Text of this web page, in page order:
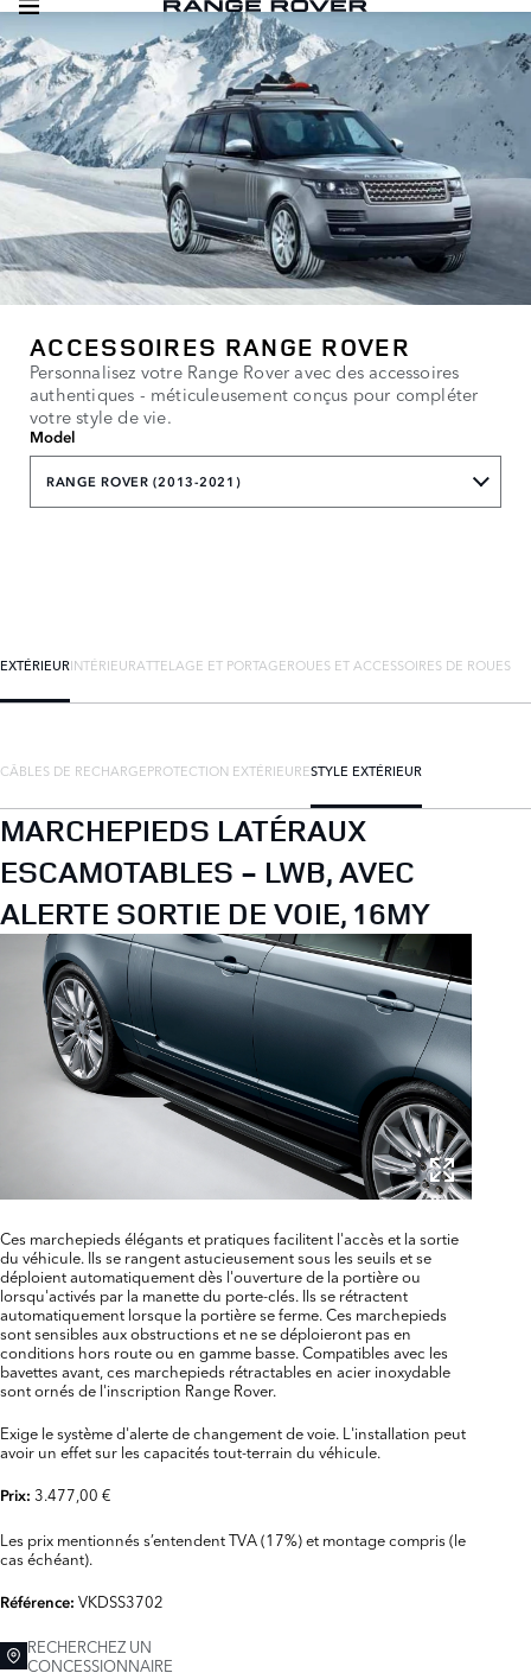
ACCESSOIRES RANGE ROVER
Personnalisez votre Range Rover avec des accessoires
authentiques - méticuleusement conçus pour compléter
votre style de vie.
Model
RANGE ROVER (2013-2021)
EXTÉRIEURINTÉRIEURATTELAGE ET PORTAGEROUES ET ACCESSOIRES DE ROUES
CÂBLES DE RECHARGEPROTECTION EXTÉRIEURESTYLE EXTÉRIEUR
MARCHEPIEDS LATÉRAUX
ESCAMOTABLES - LWB, AVEC
ALERTE SORTIE DE VOIE, 16MY
Ces marchepieds élégants et pratiques facilitent l'accès et la sortie
du véhicule. Ils se rangent astucieusement sous les seuils et se
déploient automatiquement dès l'ouverture de la portière ou
lorsqu'activés par la manette du porte-clés. Ils se rétractent
automatiquement lorsque la portière se ferme. Ces marchepieds
sont sensibles aux obstructions et ne se déploieront pas en
conditions hors route ou en gamme basse. Compatibles avec les
bavettes avant, ces marchepieds rétractables en acier inoxydable
sont ornés de l'inscription Range Rover.
Exige le système d'alerte de changement de voie. L'installation peut
avoir un effet sur les capacités tout-terrain du véhicule.
Prix: 3.477,00 €
Les prix mentionnés s’entendent TVA (17%) et montage compris (le
cas échéant).
Référence: VKDSS3702
RECHERCHEZ UN
CONCESSIONNAIRE